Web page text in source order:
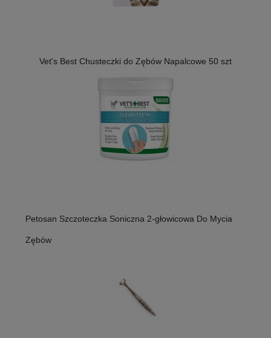
Vet's Best Chusteczki do Zębów Napalcowe 50 szt
Petosan Szczoteczka Soniczna 2-głowicowa Do Mycia
Zębów